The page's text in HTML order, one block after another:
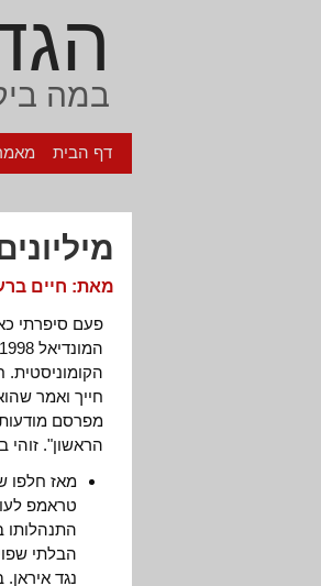
במה
דף הבית
מאת: חיים
פעם סיפרתי
הקומוניסטית.
חייך ואמר
מפרסם
הראשון".
מאז חלפו
טראמפ
התנהלותו
הבלתי
נגד